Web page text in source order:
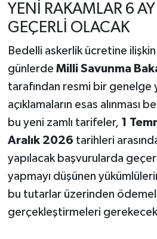
YENİ RAKAMLAR 6
GEÇERLİ OLACAK
Bedelli askerlik ücretine
günlerde Milli Savunma
tarafından resmi bir genelge
açıklamaların esas alınması
bu yeni zamlı tarifeler, 1
Aralık 2026 tarihleri
yapılacak başvurularda
yapmayı düşünen
bu tutarlar üzerinden
gerçekleştirmeleri